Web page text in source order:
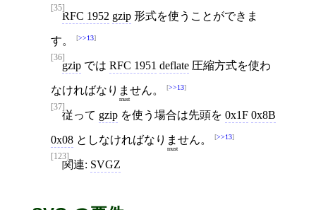
[35]
RFC 1952 gzip 形式を使うことができま
す。 >>13
[36]
gzip では RFC 1951 deflate 圧縮方式を使わ
なければなりません
must
。 >>13
[37]
従って gzip を使う場合は先頭を 0x1F 0x8B
0x08 としなければなりません
must
。 >>13
[123]
関連: SVGZ